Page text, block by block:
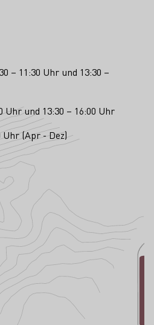
– 11:30 Uhr und 13:30 –
Uhr und 13:30 – 16:00 Uhr
Uhr (Apr - Dez)